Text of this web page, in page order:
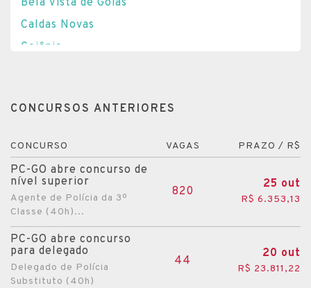
Caldas Novas
Goiânia
Nova Aurora
Serranópolis
Valparaíso de Goiás
CONCURSOS ANTERIORES
CONCURSO VAGAS PRAZO / R$
PC-GO abre concurso de
nível superior
Agente de Polícia da 3º
Classe (40h)...
820
25 out
R$ 6.353,13
PC-GO abre concurso
para delegado
Delegado de Polícia
Substituto (40h)
44
20 out
R$ 23.811,22